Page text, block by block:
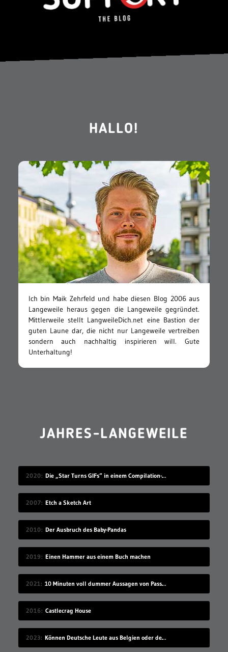
HALLO!
Ich bin Maik Zehrfeld und habe diesen Blog 2006 aus
Langeweile heraus gegen die Langeweile gegründet.
Mittlerweile stellt LangweileDich.net eine Bastion der
guten Laune dar, die nicht nur Langeweile vertreiben
sondern auch nachhaltig inspirieren will. Gute
Unterhaltung!
JAHRES-LANGEWEILE
2020 Die „Star Turns GIFs“ in einem Compilation-Video
2007 Etch a Sketch Art
2010 Der Ausbruch des Baby-Pandas
2019 Einen Hammer aus einem Buch machen
2021 10 Minuten voll dummer Aussagen von Passant*innen
2016 Castlecrag House
2023 Können Deutsche Leute aus Belgien oder den Niederlanden verstehen?